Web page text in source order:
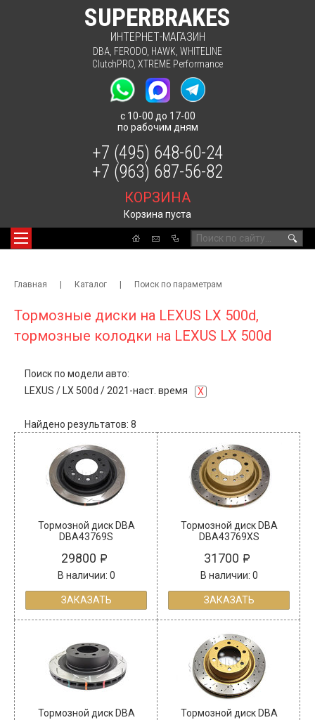
SUPERBRAKES
ИНТЕРНЕТ-МАГАЗИН
DBA FERODO HAWK WHITELINE
ClutchPRO XTREME Performance
с 10-00 до 17-00
по рабочим дням
🔍
КОРЗИНА
Корзина пуста
+7 (495) 648-60-24
+7 (963) 687-56-82
Главная | Каталог | Поиск по параметрам
Тормозные диски на LEXUS LX 500d,
тормозные колодки на LEXUS LX 500d
Поиск по модели авто:
LEXUS / LX 500d / 2021-наст. время X
Найдено результатов: 8
Тормозной диск DBA
DBA43769S
29800
В наличии: 0
ЗАКАЗАТЬ
Тормозной диск DBA
DBA43769XS
31700
В наличии: 0
ЗАКАЗАТЬ
Тормозной диск DBA
Тормозной диск DBA